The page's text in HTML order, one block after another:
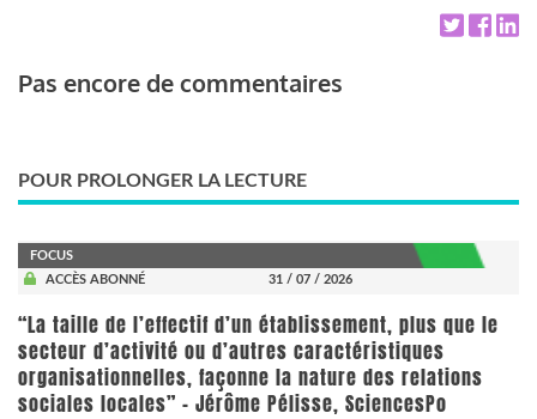
Pas encore de commentaires
POUR PROLONGER LA LECTURE
FOCUS
ACCÈS ABONNÉ
31 / 07 / 2026
“La taille de l’effectif d’un établissement, plus que le
secteur d’activité ou d’autres caractéristiques
organisationnelles, façonne la nature des relations
sociales locales” - Jérôme Pélisse, SciencesPo